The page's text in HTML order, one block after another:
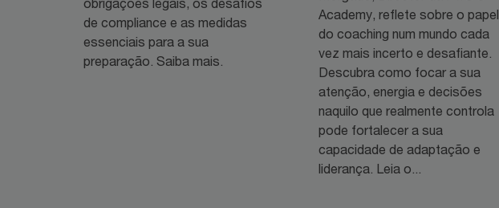
de compliance e as medidas
essenciais para a sua
preparação. Saiba mais.
Academy, reflete sobre o papel
do coaching num mundo cada
vez mais incerto e desafiante.
Descubra como focar a sua
atenção, energia e decisões
naquilo que realmente controla
pode fortalecer a sua
capacidade de adaptação e
liderança. Leia o...